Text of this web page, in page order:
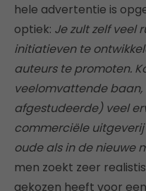
hele advertentie is
optiek: Je zult zelf veel
initiatieven te
auteurs te promoten.
veelomvattende
afgestudeerde) veel
commerciële
oude als in de nieuwe
men zoekt zeer
gekozen heeft voor